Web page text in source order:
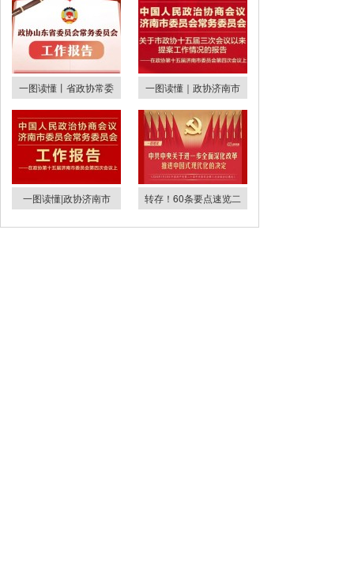
一图读懂丨省政协常委 一图读懂｜政协济南市
一图读懂|政协济南市 转存！60条要点速览二